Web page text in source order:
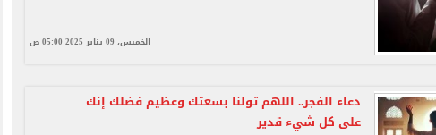
الخميس، 09 يناير 2025 05:00 ص
دعاء الفجر.. اللهم تولنا بسعتك وعظيم فضلك إنك
على كل شيء قدير